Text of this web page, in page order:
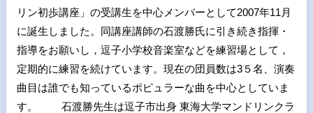
リン初歩講座」の受講生を中心メンバーとして2007年11月
に誕生しました。同講座講師の石渡勝氏に引き続き指揮・
指導をお願いし，逗子小学校音楽室などを練習場として，
定期的に練習を続けています。現在の団員数は3５名、演奏
曲目は誰でも知っているポピュラーな曲を中心としていま
す。 石渡勝先生は逗子市出身 東海大学マンドリンクラ